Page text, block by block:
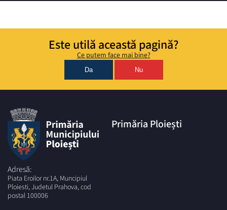
Este utilă această pagină?
Ce putem face mai bine?
Da Nu
Adresă:
Piata Eroilor nr.1A, Muncipiul
Ploiesti, Judetul Prahova, cod
postal 100006
Primăria Ploiești